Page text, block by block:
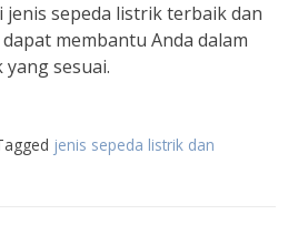
jenis sepeda listrik terbaik dan
membantu Anda dalam
sesuai.
jenis sepeda listrik dan